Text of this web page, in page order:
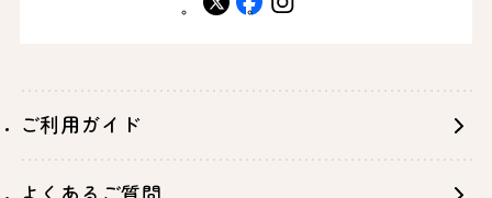
X facebookinstagram
ご利用ガイド